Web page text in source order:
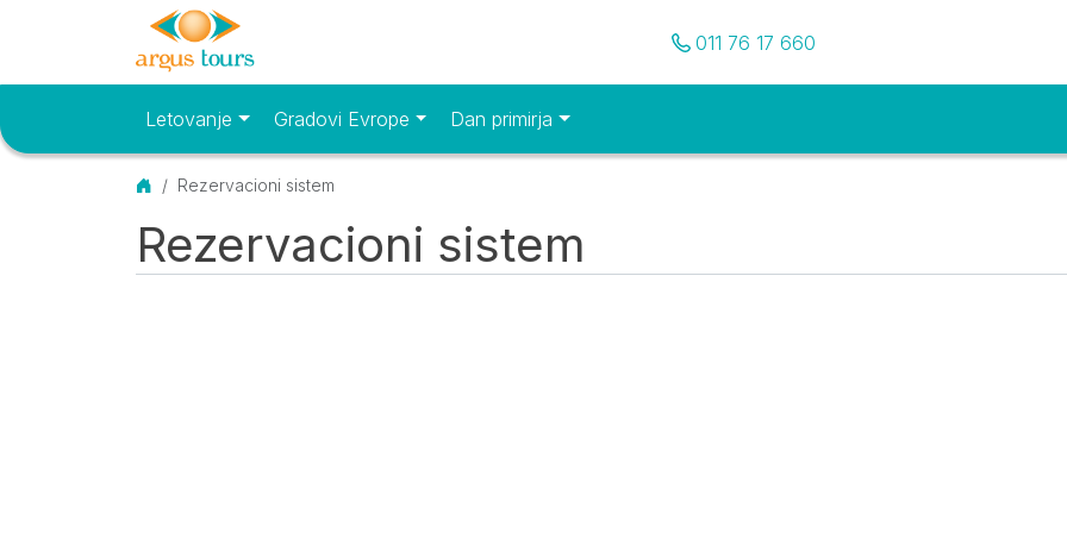
Pozovite nas
011 76 17 660
Osnovni meniLetovanje Gradovi Evrope Dan primirja
Početna
Rezervacioni sistem
Rezervacioni sistem